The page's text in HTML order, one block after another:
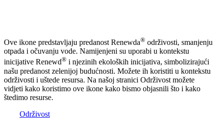
Ove ikone predstavljaju predanost Renewda® održivosti, smanjenju
otpada i očuvanju vode. Namijenjeni su uporabi u kontekstu
inicijative Renewd® i njezinih ekoloških inicijativa, simbolizirajući
našu predanost zelenijoj budućnosti. Možete ih koristiti u kontekstu
održivosti i uštede resursa. Na našoj stranici Održivost možete
vidjeti kako koristimo ove ikone kako bismo objasnili što i kako
štedimo resurse.
Održivost